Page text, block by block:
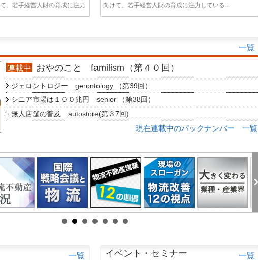
、若手経営人財の育成に注力
向けて、若手経営人財の育成に注力している...
一覧
連載中 おやのこと familism（第４０回）
ジェロントロジー gerontology （第39回）
シニア市場は１００兆円 senior （第38回）
無人店舗の普及 autostore(第３7回)
現在連載中のバックナンバー 一覧
一覧 イベント・セミナー 一覧